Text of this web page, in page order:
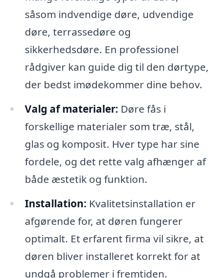
såsom indvendige døre, udvendige
døre, terrassedøre og
sikkerhedsdøre. En professionel
rådgiver kan guide dig til den dørtype,
der bedst imødekommer dine behov.
Valg af materialer: Døre fås i
forskellige materialer som træ, stål,
glas og komposit. Hver type har sine
fordele, og det rette valg afhænger af
både æstetik og funktion.
Installation: Kvalitetsinstallation er
afgørende for, at døren fungerer
optimalt. Et erfarent firma vil sikre, at
døren bliver installeret korrekt for at
undgå problemer i fremtiden.